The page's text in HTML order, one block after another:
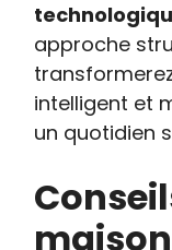
approche
intelligent et
un quotidien